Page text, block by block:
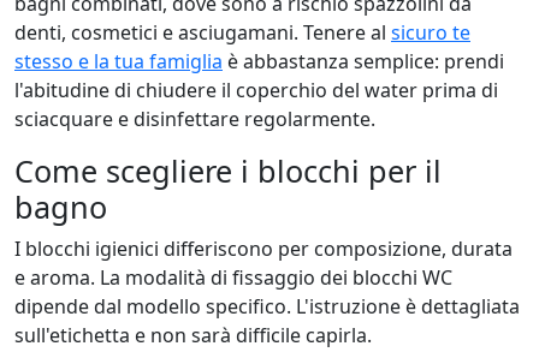
denti, cosmetici e asciugamani. Tenere al sicuro te
stesso e la tua famiglia è abbastanza semplice: prendi
l'abitudine di chiudere il coperchio del water prima di
sciacquare e disinfettare regolarmente.
Come scegliere i blocchi per il
bagno
I blocchi igienici differiscono per composizione, durata
e aroma. La modalità di fissaggio dei blocchi WC
dipende dal modello specifico. L'istruzione è dettagliata
sull'etichetta e non sarà difficile capirla.